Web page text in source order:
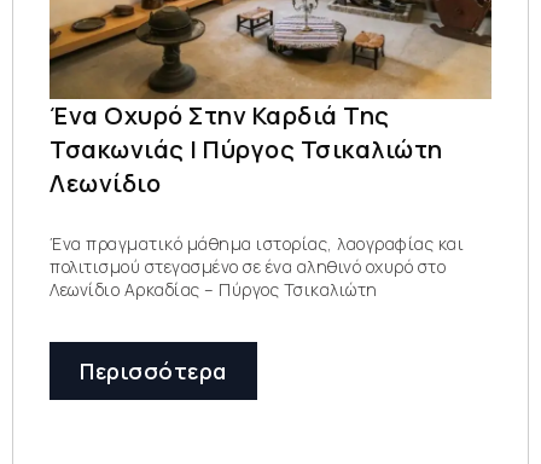
Ένα Οχυρό Στην Καρδιά Της
Τσακωνιάς | Πύργος Τσικαλιώτη
Λεωνίδιο
Ένα πραγματικό μάθημα ιστορίας, λαογραφίας και
πολιτισμού στεγασμένο σε ένα αληθινό οχυρό στο
Λεωνίδιο Αρκαδίας – Πύργος Τσικαλιώτη
Περισσότερα